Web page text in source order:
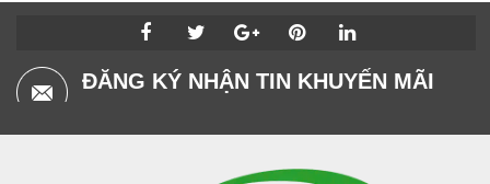
ĐĂNG KÝ NHẬN TIN KHUYẾN MÃI